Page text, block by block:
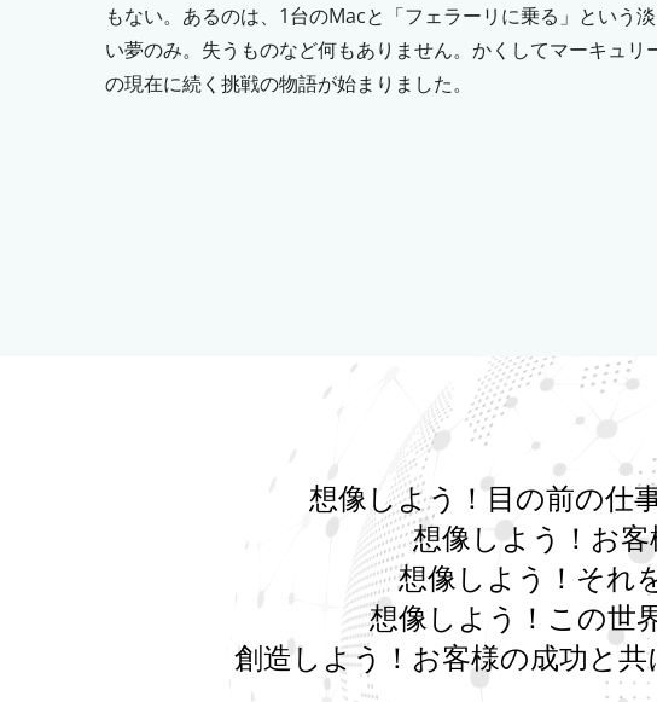
もない。あるのは、1台のMacと「フェラーリに乗る」という淡
い夢のみ。失うものなど何もありません。かくしてマーキュリ
の現在に続く挑戦の物語が始まりました。
想像しよう！目の前の仕
想像しよう！お
想像しよう！それ
想像しよう！この世
創造しよう！お客様の成功と